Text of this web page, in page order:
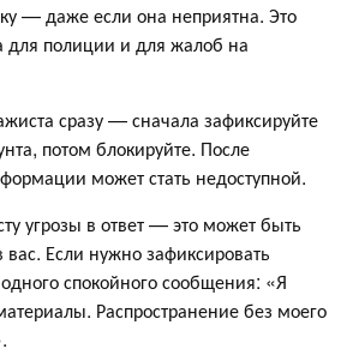
— даже если она неприятна. Это
для полиции и для жалоб на
сразу — сначала зафиксируйте
потом блокируйте. После
может стать недоступной.
угрозы в ответ — это может быть
вас. Если нужно зафиксировать
спокойного сообщения: «Я
Распространение без моего